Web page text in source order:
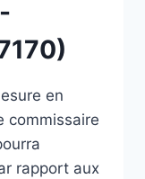
en
commissaire
rapport aux